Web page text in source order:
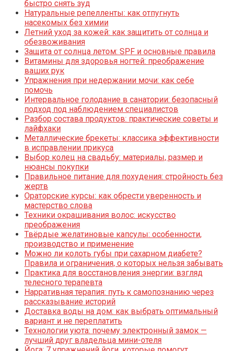
быстро снять зуд
Натуральные репелленты: как отпугнуть
насекомых без химии
Летний уход за кожей: как защитить от солнца и
обезвоживания
Защита от солнца летом: SPF и основные правила
Витамины для здоровья ногтей: преображение
ваших рук
Упражнения при недержании мочи: как себе
помочь
Интервальное голодание в санатории: безопасный
подход под наблюдением специалистов
Разбор состава продуктов: практические советы и
лайфхаки
Металлические брекеты: классика эффективности
в исправлении прикуса
Выбор колец на свадьбу: материалы, размер и
нюансы покупки
Правильное питание для похудения: стройность без
жертв
Ораторские курсы: как обрести уверенность и
мастерство слова
Техники окрашивания волос: искусство
преображения
Твёрдые желатиновые капсулы: особенности,
производство и применение
Можно ли колоть губы при сахарном диабете?
Правила и ограничения, о которых нельзя забывать
Практика для восстановления энергии: взгляд
телесного терапевта
Нарративная терапия: путь к самопознанию через
рассказывание историй
Доставка воды на дом: как выбрать оптимальный
вариант и не переплатить
Технологии уюта: почему электронный замок —
лучший друг владельца мини-отеля